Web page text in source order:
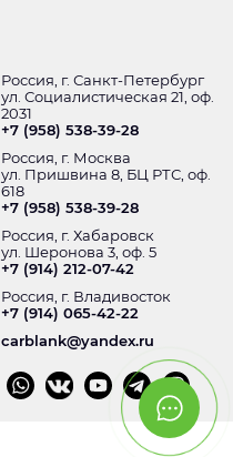
Россия, г. Санкт-Петербург
ул. Социалистическая 21, оф.
2031
+7 (958) 538-39-28
Россия, г. Москва
ул. Пришвина 8, БЦ РТС, оф.
618
+7 (958) 538-39-28
Россия, г. Хабаровск
ул. Шеронова 3, оф. 5
+7 (914) 212-07-42
Россия, г. Владивосток
+7 (914) 065-42-22
carblank@yandex.ru